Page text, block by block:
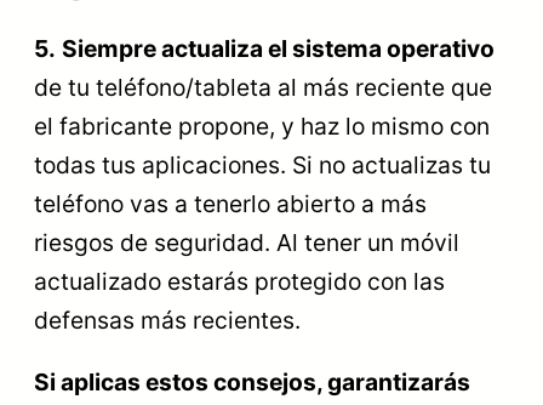
5. Siempre actualiza el sistema operativo
de tu teléfono/tableta al más reciente que
el fabricante propone, y haz lo mismo con
todas tus aplicaciones. Si no actualizas tu
teléfono vas a tenerlo abierto a más
riesgos de seguridad. Al tener un móvil
actualizado estarás protegido con las
defensas más recientes.
Si aplicas estos consejos, garantizarás